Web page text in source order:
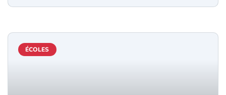
ÉCOLES